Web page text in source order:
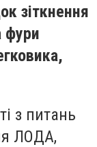
зіткнення
фури
з питань
ЛОДА,